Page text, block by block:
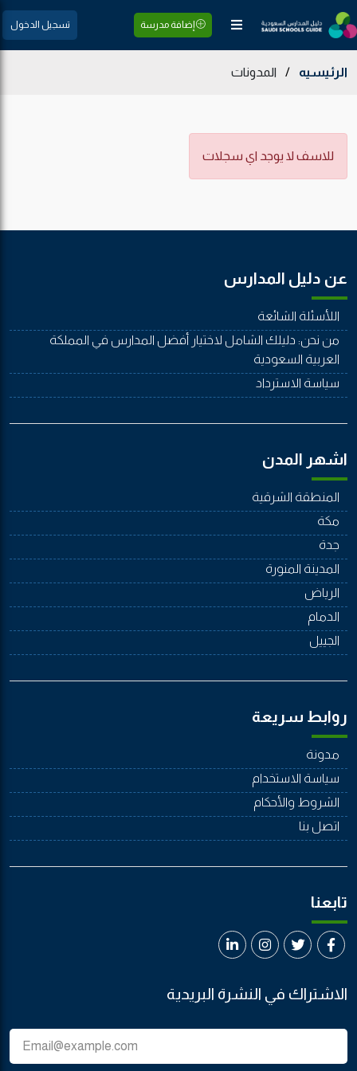
إضافة مدرسة تسجيل الدخول
الرئيسيه / المدونات
للاسف لا يوجد اي سجلات
عن دليل المدارس
اللأسئلة الشائعة
من نحن: دليلك الشامل لاختيار أفضل المدارس في المملكة
العربية السعودية
سياسة الاسترداد
اشهر المدن
المنطقة الشرقية
مكة
جدة
المدينة المنورة
الرياض
الدمام
الجييل
روابط سريعة
مدونة
سياسة الاستخدام
الشروط والأحكام
اتصل بنا
تابعنا
الاشتراك في النشرة البريدية